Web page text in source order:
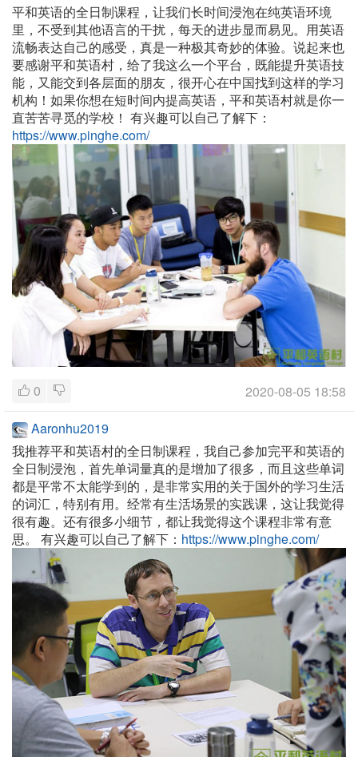
平和英语的全日制课程，让我们长时间浸泡在纯英语环境
里，不受到其他语言的干扰，每天的进步显而易见。用英语
流畅表达自己的感受，真是一种极其奇妙的体验。说起来也
要感谢平和英语村，给了我这么一个平台，既能提升英语技
能，又能交到各层面的朋友，很开心在中国找到这样的学习
机构！如果你想在短时间内提高英语，平和英语村就是你一
直苦苦寻觅的学校！ 有兴趣可以自己了解下：
https://www.pinghe.com/
0
2020-08-05 18:58
Aaronhu2019
我推荐平和英语村的全日制课程，我自己参加完平和英语的
全日制浸泡，首先单词量真的是增加了很多，而且这些单词
都是平常不太能学到的，是非常实用的关于国外的学习生活
的词汇，特别有用。经常有生活场景的实践课，这让我觉得
很有趣。还有很多小细节，都让我觉得这个课程非常有意
思。
有兴趣可以自己了解下： https://www.pinghe.com/